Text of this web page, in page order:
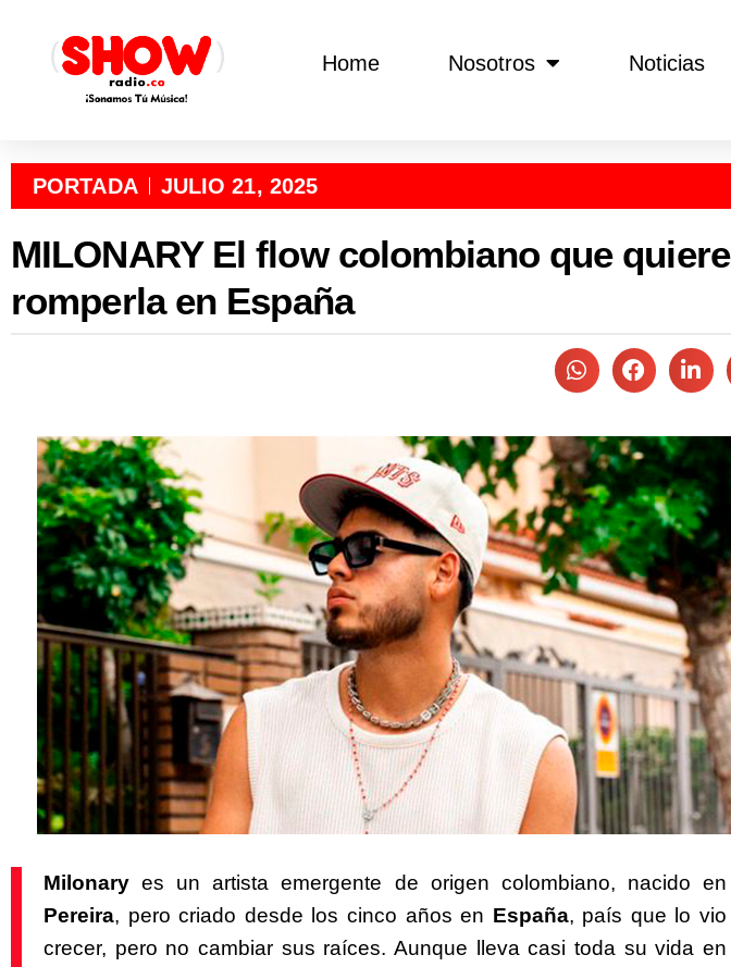
Home Nosotros Noticias
PORTADA JULIO 21, 2025
MILONARY El flow colombiano que quiere
romperla en España
Milonary es un artista emergente de origen colombiano, nacido en
Pereira, pero criado desde los cinco años en España, país que lo vio
crecer, pero no cambiar sus raíces. Aunque lleva casi toda su vida en